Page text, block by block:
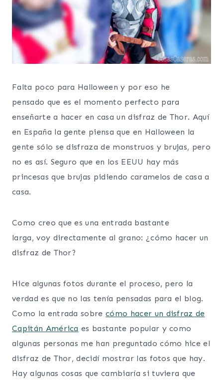
Falta poco para Halloween y por eso he
pensado que es el momento perfecto para
enseñarte a hacer en casa un disfraz de Thor. Aquí
en España la gente piensa que en Halloween la
gente sólo se disfraza de monstruos y brujas, pero
no es así. Seguro que en los EEUU hay más
princesas que brujas pidiendo caramelos de casa a
casa.
Como creo que es una entrada bastante
larga, voy directamente al grano: ¿cómo hacer un
disfraz de Thor?
Hice algunas fotos durante el proceso, pero la
verdad es que no las tenía pensadas para el blog.
Como la entrada sobrecómo hacer un disfraz de
Capitán América es bastante popular y como
algunas personas me han preguntado cómo hice el
disfraz de Thor, decidí mostrar las fotos que hay.
Hay algunas cosas que cambiaría si tuviera que